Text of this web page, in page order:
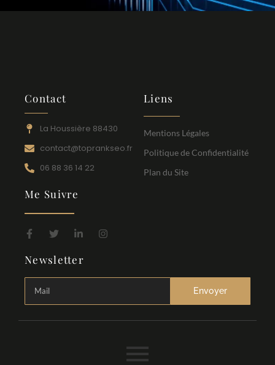
Contact
La Houssière 88430
contact@toprankseo.fr
06 88 36 14 22
Liens
Mentions Légales
Politique de Confidentialité
Plan du Site
Me Suivre
Newsletter
Envoyer